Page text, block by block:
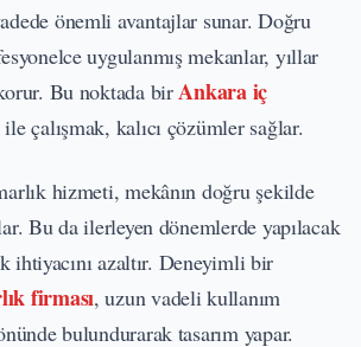
önemli avantajlar sunar. Doğru
uygulanmış mekanlar, yıllar
Bu noktada birAnkara iç
ile çalışmak, kalıcı çözümler sağlar.
hizmeti, mekânın doğru şekilde
Bu da ilerleyen dönemlerde yapılacak
ihtiyacını azaltır. Deneyimli bir
firması, uzun vadeli kullanım
bulundurarak tasarım yapar.